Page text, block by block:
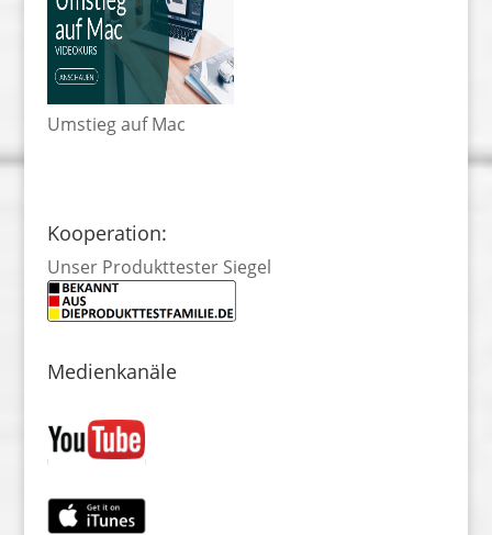
Umstieg auf Mac
Kooperation:
Unser Produkttester Siegel
Medienkanäle